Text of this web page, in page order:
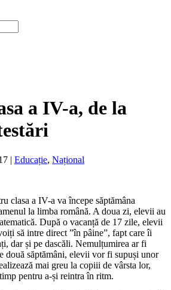
a IV-a, de la
| Educație, Național
clasa a IV-a va începe săptămâna
la limba română. A doua zi, elevii au
După o vacanță de 17 zile, elevii
să intre direct ”în pâine”, fapt care îi
dar și pe dascăli. Nemulțumirea ar fi
două săptămâni, elevii vor fi supuși unor
mai greu la copiii de vârsta lor,
pentru a-și reintra în ritm.